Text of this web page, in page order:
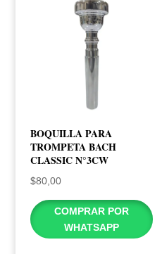
BOQUILLA PARA
TROMPETA BACH
CLASSIC N°3CW
$80,00
COMPRAR POR
WHATSAPP